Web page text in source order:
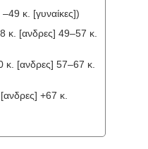
κ. [γυναίκες])
[ανδρες] 49–57 κ.
[ανδρες] 57–67 κ.
+67 κ.